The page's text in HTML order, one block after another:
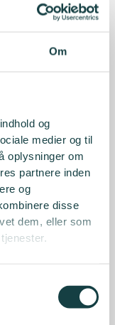
Om
og
medier og til
oplysninger om
partnere inden
og
disse
dem, eller som